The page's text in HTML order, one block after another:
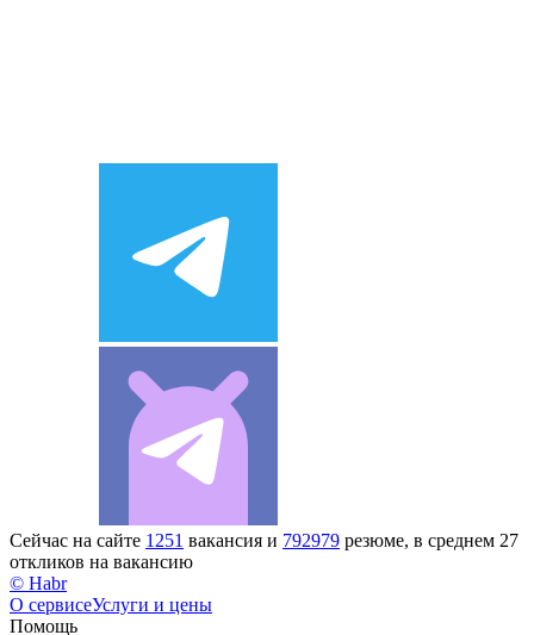
Сейчас на сайте 1251 вакансия и 792979 резюме, в среднем 27
откликов на вакансию
© Habr
О сервисеУслуги и цены
Помощь